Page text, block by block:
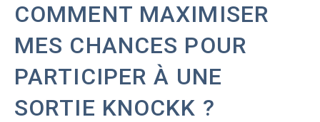
COMMENT MAXIMISER
MES CHANCES POUR
PARTICIPER À UNE
SORTIE KNOCKK ?